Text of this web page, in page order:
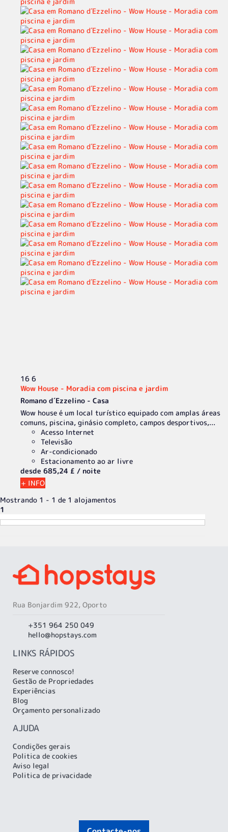
16 6
Wow House - Moradia com piscina e jardim
Romano d´Ezzelino - Casa
Wow house é um local turístico equipado com amplas áreas
comuns, piscina, ginásio completo, campos desportivos,...
Acesso Internet
Televisão
Ar-condicionado
Estacionamento ao ar livre
desde 685,24 £ / noite
+ INFO
Mostrando 1 - 1 de 1 alojamentos
1
Rua Bonjardim 922, Oporto
+351 964 250 049
hello@hopstays.com
LINKS RÁPIDOS
Reserve connosco!
Gestão de Propriedades
Experiências
Blog
Orçamento personalizado
AJUDA
Condições gerais
Politica de cookies
Aviso legal
Politica de privacidade